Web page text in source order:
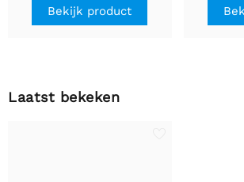
Bekijk product
Laatst bekeken